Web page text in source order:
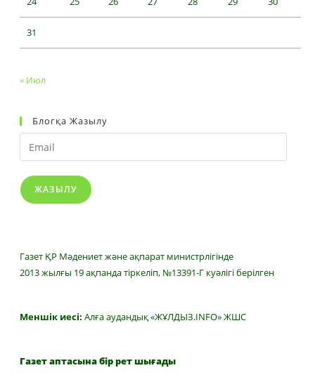
31
« Июл
Блогқа Жазылу
Email
ЖАЗЫЛУ
Газет ҚР Мәдениет және ақпарат министрлігінде
2013 жылғы 19 ақпанда тіркеліп, №13391-Г куәлігі берілген
Меншік иесі: Алға аудандық «ЖҰЛДЫЗ.INFO» ЖШС
Газет аптасына бір рет шығады